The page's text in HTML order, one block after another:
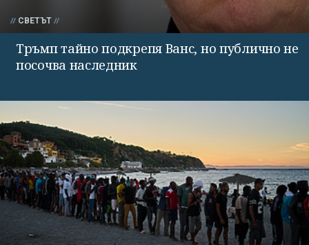
СВЕТЪТ
Тръмп тайно подкрепя Ванс, но публично не
посочва наследник